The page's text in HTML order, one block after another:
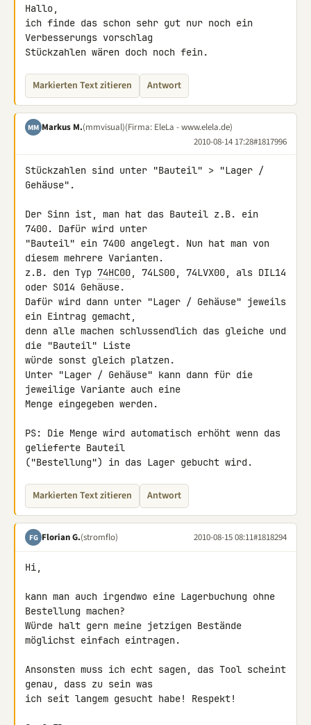
Hallo,
ich finde das schon sehr gut nur noch ein
Verbesserungs vorschlag
Stückzahlen wären doch noch fein.
Markierten Text zitieren Antwort
MM Markus M.(mmvisual)(Firma: EleLa - www.elela.de)
2010-08-14 17:28#1817996
Stückzahlen sind unter "Bauteil" > "Lager /
Gehäuse".
Der Sinn ist, man hat das Bauteil z.B. ein
7400. Dafür wird unter
"Bauteil" ein 7400 angelegt. Nun hat man von
diesem mehrere Varianten.
z.B. den Typ 74HC00, 74LS00, 74LVX00, als DIL14
oder SO14 Gehäuse.
Dafür wird dann unter "Lager / Gehäuse" jeweils
ein Eintrag gemacht,
denn alle machen schlussendlich das gleiche und
die "Bauteil" Liste
würde sonst gleich platzen.
Unter "Lager / Gehäuse" kann dann für die
jeweilige Variante auch eine
Menge eingegeben werden.
PS: Die Menge wird automatisch erhöht wenn das
gelieferte Bauteil
("Bestellung") in das Lager gebucht wird.
Markierten Text zitieren Antwort
FG Florian G.(stromflo) 2010-08-15 08:11#1818294
Hi,
kann man auch irgendwo eine Lagerbuchung ohne
Bestellung machen?
Würde halt gern meine jetzigen Bestände
möglichst einfach eintragen.
Ansonsten muss ich echt sagen, das Tool scheint
genau, dass zu sein was
ich seit langem gesucht habe! Respekt!